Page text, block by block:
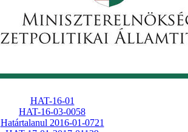
HAT-16-01
HAT-16-03-0058
Határtalanul 2016-01-0721